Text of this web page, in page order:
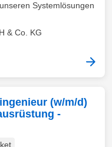
Systemlösungen
& Co. KG
(w/m/d)
-